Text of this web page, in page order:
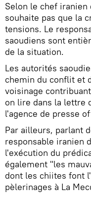
Selon le chef iranien
souhaite pas que la
tensions. Le
saoudiens sont
de la situation.
Les autorités
chemin du conflit et
voisinage
on lire dans la lettre
l'agence de presse
Par ailleurs, parlant
responsable iranien
l'exécution du
également "les
dont les chiites font
pèlerinages à La